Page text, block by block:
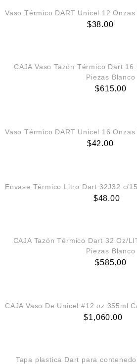
Vaso Térmico DART Unicel 12
$38.00
CAJA Vaso Tazón Térmico Dart
Piezas Blanco
$615.00
Vaso Térmico DART Unicel 16
$42.00
Envase Térmico Litro Dart 32J32 c/
$48.00
CAJA Tazón Térmico Dart 32 Oz/
Piezas Blanco
$585.00
CAJA Vaso De Unicel #12 oz 355ml
$1,060.00
Tapa plastica Dart para